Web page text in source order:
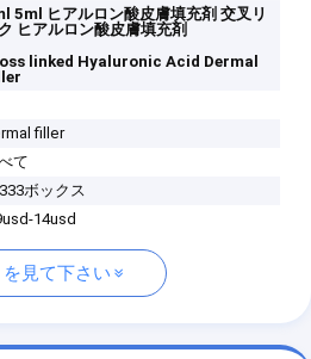
5ml ヒアルロン酸皮膚填充剤 交叉リ
ヒアルロン酸皮膚填充剤
linked Hyaluronic Acid Dermal
filler
て
ボックス
14usd
を見て下さい